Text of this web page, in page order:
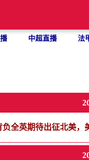
中超直播 法
负全英期待出征北美，